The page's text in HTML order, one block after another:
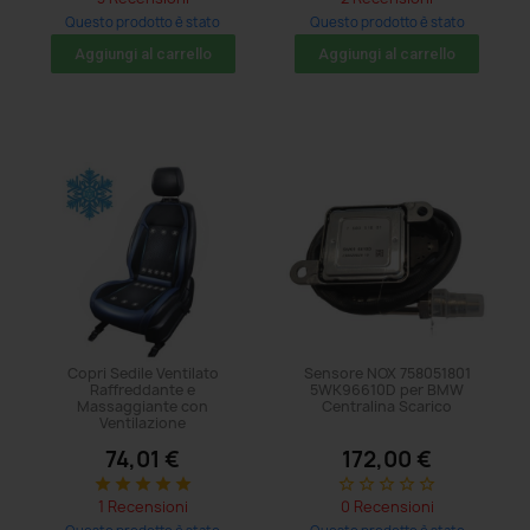
Questo prodotto è stato
acquistato: 47 volte
Aggiungi al carrello
Questo prodotto è stato
acquistato: 104 volte
Aggiungi al carrello
Copri Sedile Ventilato
Raffreddante e
Massaggiante con
Ventilazione
74,01 €
star star star star star
1 Recensioni
Sensore NOX 758051801
5WK96610D per BMW
Centralina Scarico
172,00 €
star_border star_border star_border star_border star_border
0 Recensioni